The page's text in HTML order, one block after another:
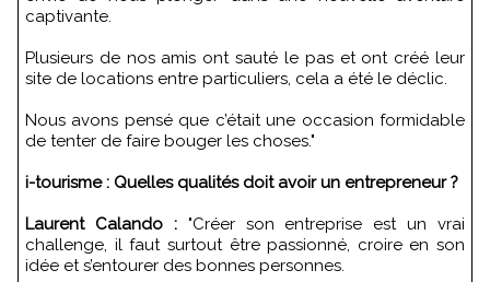
captivante.
Plusieurs de nos amis ont sauté le pas et ont créé leur
site de locations entre particuliers, cela a été le déclic.
Nous avons pensé que c’était une occasion formidable
de tenter de faire bouger les choses."
i-tourisme : Quelles qualités doit avoir un entrepreneur ?
Laurent Calando :"Créer son entreprise est un vrai
challenge, il faut surtout être passionné, croire en son
idée et s’entourer des bonnes personnes.